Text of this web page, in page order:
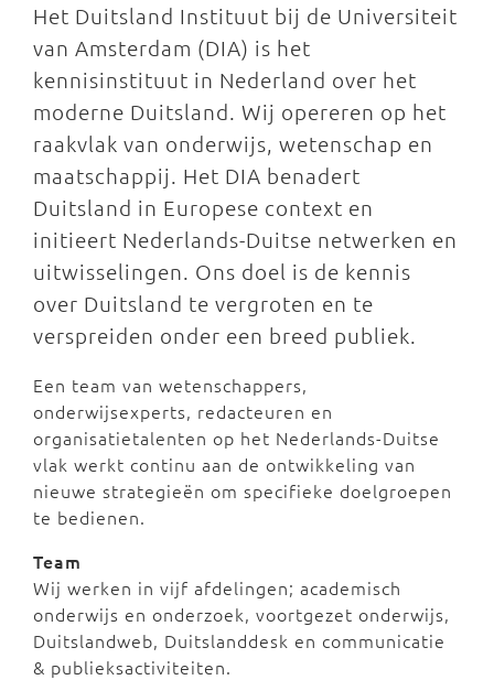
Het Duitsland Instituut bij de Universiteit
van Amsterdam (DIA) is het
kennisinstituut in Nederland over het
moderne Duitsland. Wij opereren op het
raakvlak van onderwijs, wetenschap en
maatschappij. Het DIA benadert
Duitsland in Europese context en
initieert Nederlands-Duitse netwerken en
uitwisselingen. Ons doel is de kennis
over Duitsland te vergroten en te
verspreiden onder een breed publiek.
Een team van wetenschappers,
onderwijsexperts, redacteuren en
organisatietalenten op het Nederlands-Duitse
vlak werkt continu aan de ontwikkeling van
nieuwe strategieën om specifieke doelgroepen
te bedienen.
Team
Wij werken in vijf afdelingen; academisch
onderwijs en onderzoek, voortgezet onderwijs,
Duitslandweb, Duitslanddesk en communicatie
& publieksactiviteiten.